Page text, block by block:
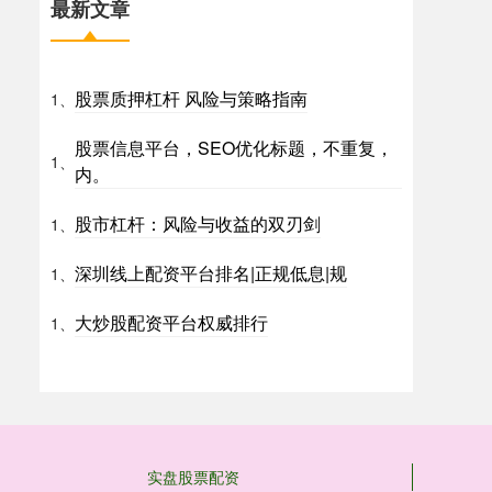
最新文章
1、 股票质押杠杆 风险与策略指南
1、
股票信息平台，SEO优化标题，不重复，
内。
1、 股市杠杆：风险与收益的双刃剑
1、 深圳线上配资平台排名|正规低息|规
1、 大炒股配资平台权威排行
实盘股票配资